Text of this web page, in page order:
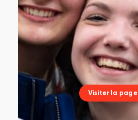
Visiter la page